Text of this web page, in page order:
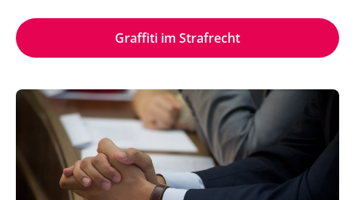
Graffiti im Strafrecht